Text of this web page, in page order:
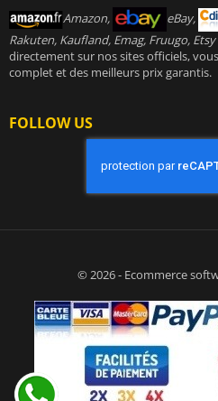
Amazon,
eBay,
Rakuten, Kaufland, Emag, Fruugo,
directement sur nos sites officiels,
complet et des meilleurs prix garantis.
FOLLOW US
© 2026 - Ecommerce